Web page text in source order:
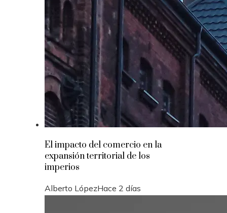
El impacto del comercio en la
expansión territorial de los
imperios
Alberto LópezHace 2 días